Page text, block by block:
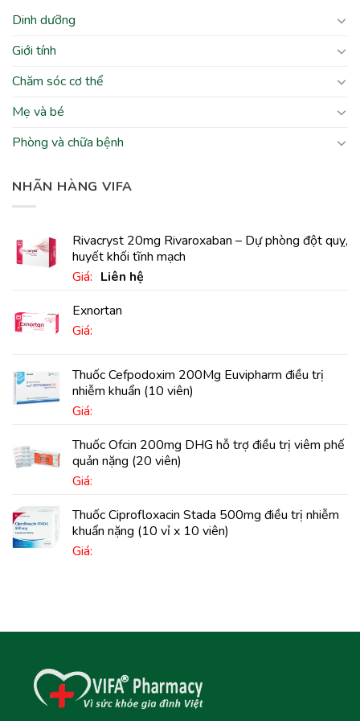
Dinh dưỡng
Giới tính
Chăm sóc cơ thể
Mẹ và bé
Phòng và chữa bệnh
NHÃN HÀNG VIFA
Rivacryst 20mg Rivaroxaban – Dự phòng đột quỵ,
huyết khối tĩnh mạch
Giá: Liên hệ
Exnortan
Giá:
Thuốc Cefpodoxim 200Mg Euvipharm điều trị
nhiễm khuẩn (10 viên)
Giá:
Thuốc Ofcin 200mg DHG hỗ trợ điều trị viêm phế
quản nặng (20 viên)
Giá:
Thuốc Ciprofloxacin Stada 500mg điều trị nhiễm
khuẩn nặng (10 vỉ x 10 viên)
Giá: